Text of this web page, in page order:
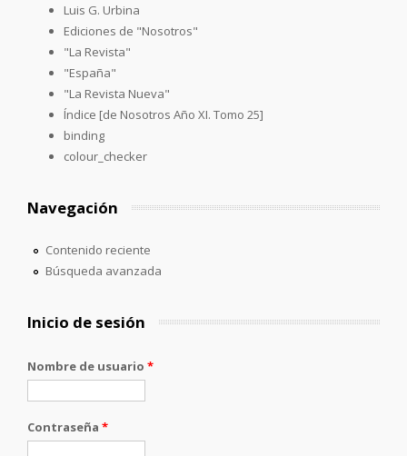
Luis G. Urbina
Ediciones de "Nosotros"
"La Revista"
"España"
"La Revista Nueva"
Índice [de Nosotros Año XI. Tomo 25]
binding
colour_checker
Navegación
Contenido reciente
Búsqueda avanzada
Inicio de sesión
Nombre de usuario *
Contraseña *